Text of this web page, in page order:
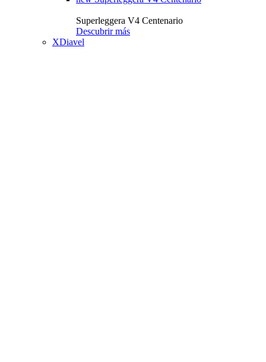
Superleggera V4 Centenario
Descubrir más
XDiavel